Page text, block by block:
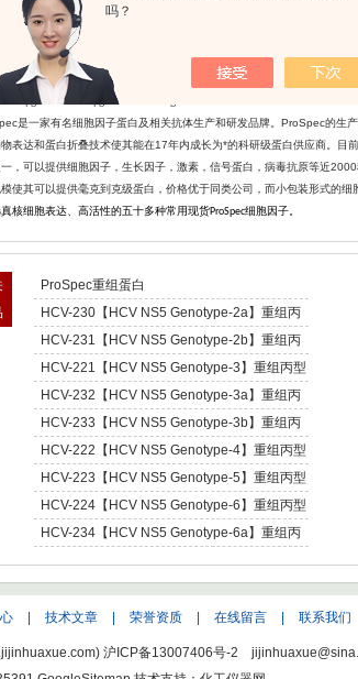
吗？
5μg ￥2080/25μg ￥44800/1mg
是一家有名细胞因子蛋白及相关抗体生产和研发品牌。ProSpec的生
表达和蛋白折叠技术使其能在17年内成长为*的科研级蛋白供应商。目
，可以提供细胞因子，生长因子，激素，信号蛋白，病毒抗原等近
使其可以提供毫克到克级蛋白，价格优于同类公司，而小包装形式的
核细胞表达、高活性的五十多种常用现货ProSpec细胞因子。
ProSpec重组蛋白
HCV-230【HCV NS5 Genotype-2a】重组丙
型肝炎病毒NS5,基因型2a -Recombinant
Hepatitis C Virus NS5 enotype-2a
HCV-231【HCV NS5 Genotype-2b】重组丙
型肝炎病毒NS5,基因型2b -Recombinant
Hepatitis C Virus NS5 enotype-2b
HCV-221【HCV NS5 Genotype-3】重组丙型
肝炎病毒NS5,基因型3 -Recombinant Hepatitis
C Virus NS5 enotype-3
HCV-232【HCV NS5 Genotype-3a】重组丙
型肝炎病毒NS5,基因型3a -Recombinant
Hepatitis C Virus NS5 enotype-3a
HCV-233【HCV NS5 Genotype-3b】重组丙
型肝炎病毒NS5,基因型3b -Recombinant
Hepatitis C Virus NS5 enotype-3b
HCV-222【HCV NS5 Genotype-4】重组丙型
肝炎病毒NS5,基因型4 -Recombinant Hepatitis
C Virus NS5 enotype-4
HCV-223【HCV NS5 Genotype-5】重组丙型
肝炎病毒NS5,基因型5 -Recombinant Hepatitis
C Virus NS5 enotype-5
HCV-224【HCV NS5 Genotype-6】重组丙型
肝炎病毒NS5,基因型6 -Recombinant Hepatitis
HCV-234【HCV NS5 Genotype-6a】重组丙
Hepatitis C Virus NS5 enotype-6a
技术文章 荣誉资质 在线留言 联系我们
沪ICP备13007406号-2